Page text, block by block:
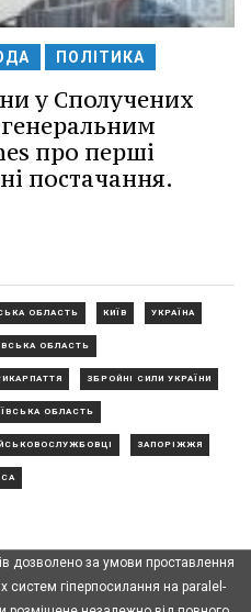
ПОЛІТИКА
у Сполучених
про перші
постачання.
ОБЛАСТЬ КИЇВ УКРАЇНА
ОБЛАСТЬ
ЗБРОЙНІ СИЛИ УКРАЇНИ
ОБЛАСТЬ
ЗАПОРІЖЖЯ
дозволено за умови проставлення
систем гіперпосилання на paralel-